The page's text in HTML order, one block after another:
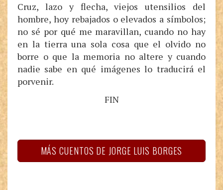
Cruz, lazo y flecha, viejos utensilios del
hombre, hoy rebajados o elevados a símbolos;
no sé por qué me maravillan, cuando no hay
en la tierra una sola cosa que el olvido no
borre o que la memoria no altere y cuando
nadie sabe en qué imágenes lo traducirá el
porvenir.
FIN
MÁS CUENTOS DE JORGE LUIS BORGES